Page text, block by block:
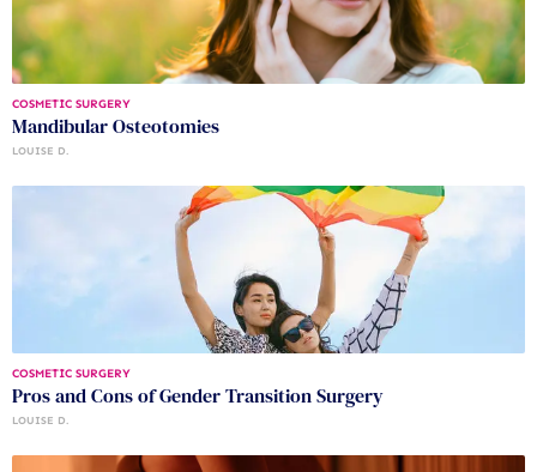
COSMETIC SURGERY
Mandibular Osteotomies
LOUISE D.
COSMETIC SURGERY
Pros and Cons of Gender Transition Surgery
LOUISE D.